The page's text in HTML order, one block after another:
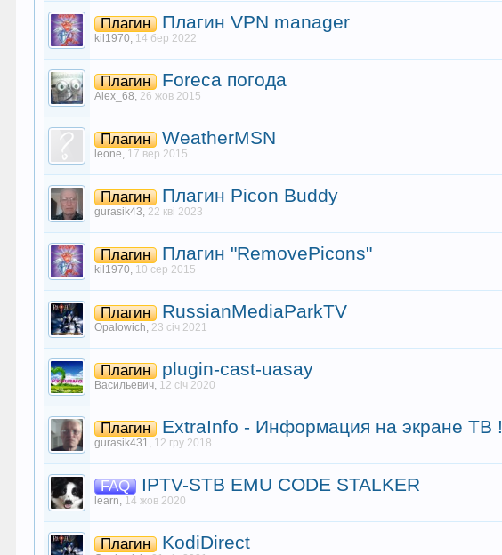
Плагин Плагин VPN manager
kil1970, 14 бер 2022
Плагин Foreca погода
Alex_68, 26 жов 2015
Плагин WeatherMSN
leone, 17 вер 2015
Плагин Плагин Picon Buddy
gurasik43, 22 кві 2023
Плагин Плагин "RemovePicons"
kil1970, 10 сер 2015
Плагин RussianMediaParkTV
Opalowich, 23 січ 2021
Плагин plugin-cast-uasay
Васильевич, 12 січ 2020
Плагин ExtraInfo - Информация на экране ТВ !
gurasik431, 12 гру 2018
FAQ IPTV-STB EMU CODE STALKER
learn, 14 жов 2020
Плагин KodiDirect